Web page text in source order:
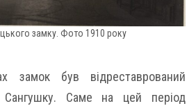
замку. Фото 1910 року
замок був відреставрований
Сангушку. Саме на цей період